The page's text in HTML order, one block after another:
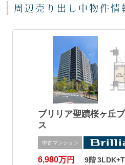
周辺売り出し中物件情
ブリリア聖蹟桜ヶ丘
ス
中古マンション
6,980万円 9階